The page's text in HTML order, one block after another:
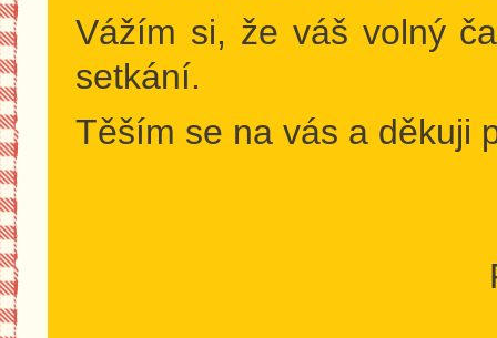
Vážím si, že váš volný
setkání.
Těším se na vás a děkuji